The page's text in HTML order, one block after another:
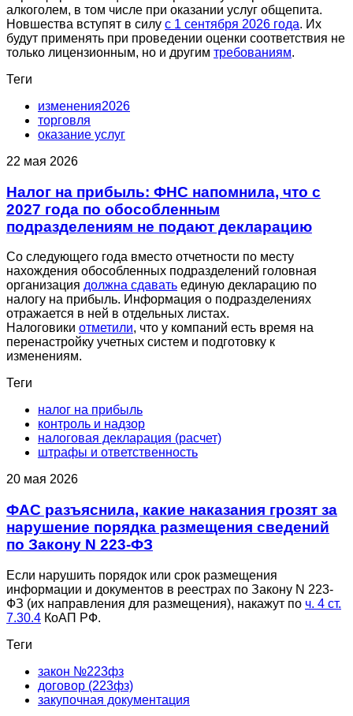
алкоголем, в том числе при оказании услуг общепита.
Новшества вступят в силу с 1 сентября 2026 года. Их
будут применять при проведении оценки соответствия не
только лицензионным, но и другим требованиям.
Теги
изменения2026
торговля
оказание услуг
22 мая 2026
Налог на прибыль: ФНС напомнила, что с
2027 года по обособленным
подразделениям не подают декларацию
Со следующего года вместо отчетности по месту
нахождения обособленных подразделений головная
организация должна сдавать единую декларацию по
налогу на прибыль. Информация о подразделениях
отражается в ней в отдельных листах.
Налоговики отметили, что у компаний есть время на
перенастройку учетных систем и подготовку к
изменениям.
Теги
налог на прибыль
контроль и надзор
налоговая декларация (расчет)
штрафы и ответственность
20 мая 2026
ФАС разъяснила, какие наказания грозят за
нарушение порядка размещения сведений
по Закону N 223-ФЗ
Если нарушить порядок или срок размещения
информации и документов в реестрах по Закону N 223-
ФЗ (их направления для размещения), накажут по ч. 4 ст.
7.30.4 КоАП РФ.
Теги
закон №223фз
договор (223фз)
закупочная документация